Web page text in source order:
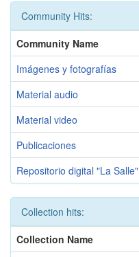
Community Hits:
Community Name
Imágenes y fotografías
Material audio
Material video
Publicaciones
Repositorio digital "La Salle"
Collection hits:
Collection Name